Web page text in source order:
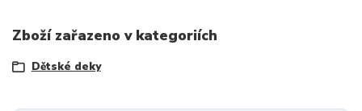
Zboží zařazeno v kategoriích
Dětské deky